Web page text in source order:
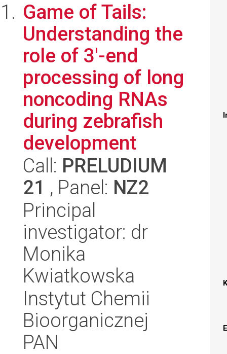
Game of Tails:
Understanding the
role of 3'-end
processing of long
noncoding RNAs
during zebrafish
development
Call: PRELUDIUM
21 , Panel: NZ2
Principal
investigator: dr
Monika
Kwiatkowska
Instytut Chemii
Bioorganicznej
PAN